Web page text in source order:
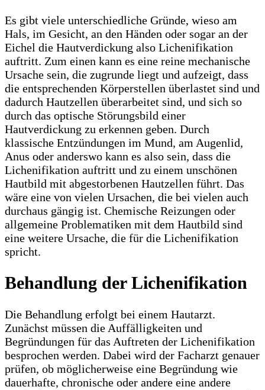
Es gibt viele unterschiedliche Gründe, wieso am
Hals, im Gesicht, an den Händen oder sogar an der
Eichel die Hautverdickung also Lichenifikation
auftritt. Zum einen kann es eine reine mechanische
Ursache sein, die zugrunde liegt und aufzeigt, dass
die entsprechenden Körperstellen überlastet sind und
dadurch Hautzellen überarbeitet sind, und sich so
durch das optische Störungsbild einer
Hautverdickung zu erkennen geben. Durch
klassische Entzündungen im Mund, am Augenlid,
Anus oder anderswo kann es also sein, dass die
Lichenifikation auftritt und zu einem unschönen
Hautbild mit abgestorbenen Hautzellen führt. Das
wäre eine von vielen Ursachen, die bei vielen auch
durchaus gängig ist. Chemische Reizungen oder
allgemeine Problematiken mit dem Hautbild sind
eine weitere Ursache, die für die Lichenifikation
spricht.
Behandlung der Lichenifikation
Die Behandlung erfolgt bei einem Hautarzt.
Zunächst müssen die Auffälligkeiten und
Begründungen für das Auftreten der Lichenifikation
besprochen werden. Dabei wird der Facharzt genauer
prüfen, ob möglicherweise eine Begründung wie
dauerhafte, chronische oder andere eine andere